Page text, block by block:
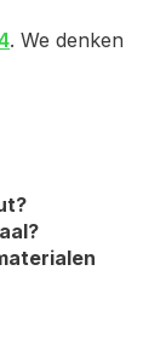
. We denken